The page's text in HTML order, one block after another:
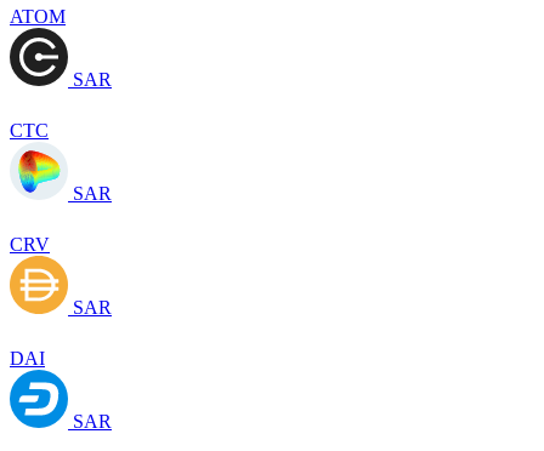
ATOM
SAR
CTC
SAR
CRV
SAR
DAI
SAR